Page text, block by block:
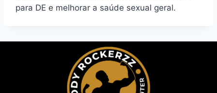
para DE e melhorar a saúde sexual geral.